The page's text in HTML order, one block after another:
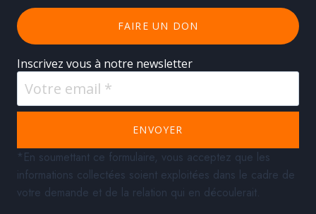
FAIRE UN DON
Inscrivez vous à notre newsletter
ENVOYER
*En soumettant ce formulaire, vous acceptez que les
informations collectées soient exploitées dans le cadre de
votre demande et de la relation qui en découlerait.